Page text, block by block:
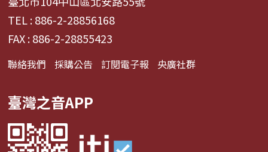
TEL : 886-2-28856168
FAX : 886-2-28855423
聯絡我們 採購公告 訂閱電子報 央廣社群
臺灣之音APP